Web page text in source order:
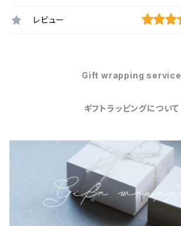
レビュー
Gift wrapping service
ギフトラッピングについて